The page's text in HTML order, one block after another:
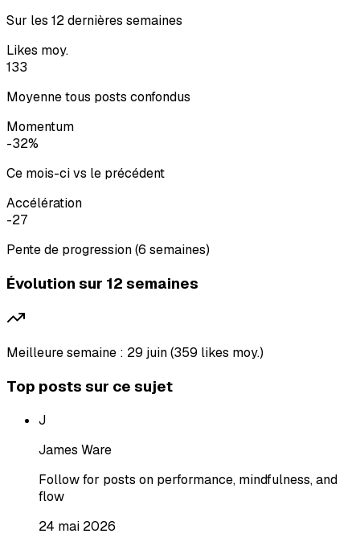
Sur les 12 dernières semaines
Likes moy.
133
Moyenne tous posts confondus
Momentum
-32%
Ce mois-ci vs le précédent
Accélération
-27
Pente de progression (6 semaines)
Évolution sur 12 semaines
Meilleure semaine : 29 juin (359 likes moy.)
Top posts sur ce sujet
J
James Ware
Follow for posts on performance, mindfulness, and
flow
24 mai 2026